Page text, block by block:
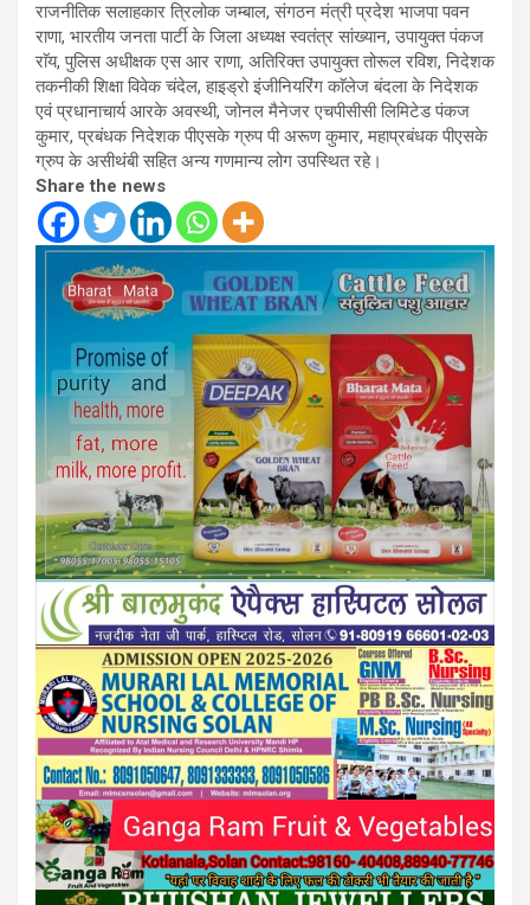
राजनीतिक सलाहकार त्रिलोक जम्बाल, संगठन मंत्री प्रदेश भाजपा पवन
राणा, भारतीय जनता पार्टी के जिला अध्यक्ष स्वतंत्र सांख्यान, उपायुक्त पंकज
राॅय, पुलिस अधीक्षक एस आर राणा, अतिरिक्त उपायुक्त तोरूल रविश, निदेशक
तकनीकी शिक्षा विवेक चंदेल, हाइड्रो इंजीनियरिंग काॅलेज बंदला के निदेशक
एवं प्रधानाचार्य आरके अवस्थी, जोनल मैनेजर एचपीसीसी लिमिटेड पंकज
कुमार, प्रबंधक निदेशक पीएसके ग्रुप पी अरूण कुमार, महाप्रबंधक पीएसके
ग्रुप के असीथंबी सहित अन्य गणमान्य लोग उपस्थित रहे।
Share the news